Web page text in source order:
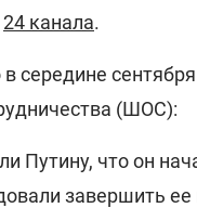
24 канала.
середине
(ШОС):
Путину, что он
завершить